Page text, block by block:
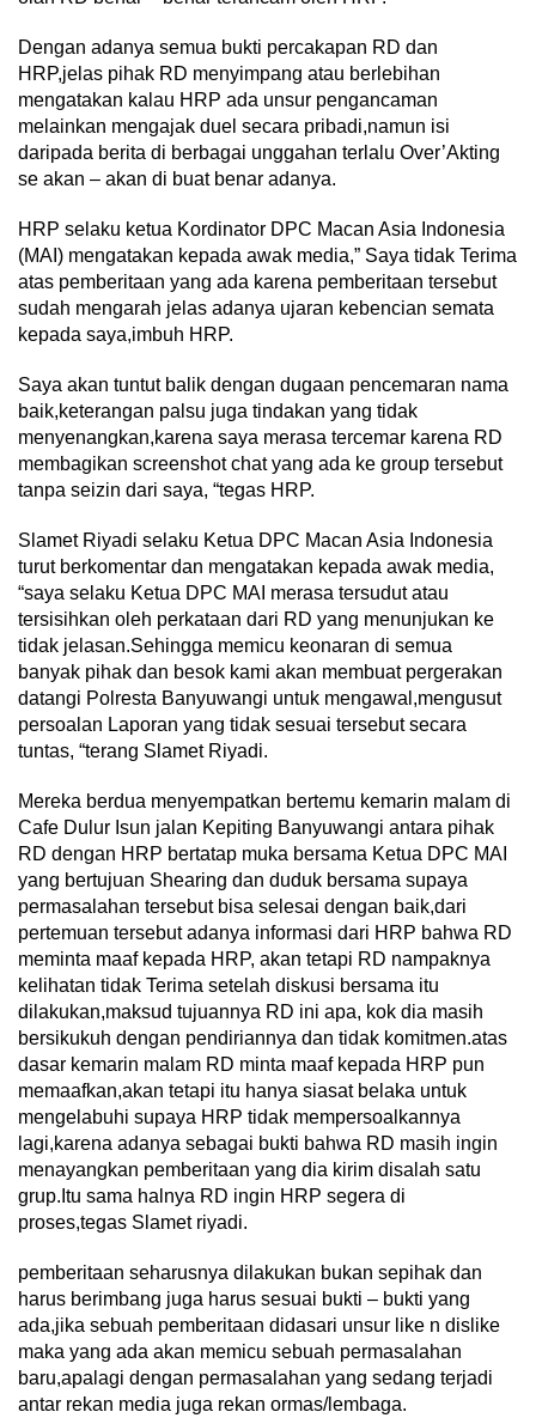
Dengan adanya semua bukti percakapan RD dan
HRP,jelas pihak RD menyimpang atau berlebihan
mengatakan kalau HRP ada unsur pengancaman
melainkan mengajak duel secara pribadi,namun isi
daripada berita di berbagai unggahan terlalu Over’Akting
se akan – akan di buat benar adanya.
HRP selaku ketua Kordinator DPC Macan Asia Indonesia
(MAI) mengatakan kepada awak media,” Saya tidak Terima
atas pemberitaan yang ada karena pemberitaan tersebut
sudah mengarah jelas adanya ujaran kebencian semata
kepada saya,imbuh HRP.
Saya akan tuntut balik dengan dugaan pencemaran nama
baik,keterangan palsu juga tindakan yang tidak
menyenangkan,karena saya merasa tercemar karena RD
membagikan screenshot chat yang ada ke group tersebut
tanpa seizin dari saya, “tegas HRP.
Slamet Riyadi selaku Ketua DPC Macan Asia Indonesia
turut berkomentar dan mengatakan kepada awak media,
“saya selaku Ketua DPC MAI merasa tersudut atau
tersisihkan oleh perkataan dari RD yang menunjukan ke
tidak jelasan.Sehingga memicu keonaran di semua
banyak pihak dan besok kami akan membuat pergerakan
datangi Polresta Banyuwangi untuk mengawal,mengusut
persoalan Laporan yang tidak sesuai tersebut secara
tuntas, “terang Slamet Riyadi.
Mereka berdua menyempatkan bertemu kemarin malam di
Cafe Dulur Isun jalan Kepiting Banyuwangi antara pihak
RD dengan HRP bertatap muka bersama Ketua DPC MAI
yang bertujuan Shearing dan duduk bersama supaya
permasalahan tersebut bisa selesai dengan baik,dari
pertemuan tersebut adanya informasi dari HRP bahwa RD
meminta maaf kepada HRP, akan tetapi RD nampaknya
kelihatan tidak Terima setelah diskusi bersama itu
dilakukan,maksud tujuannya RD ini apa, kok dia masih
bersikukuh dengan pendiriannya dan tidak komitmen.atas
dasar kemarin malam RD minta maaf kepada HRP pun
memaafkan,akan tetapi itu hanya siasat belaka untuk
mengelabuhi supaya HRP tidak mempersoalkannya
lagi,karena adanya sebagai bukti bahwa RD masih ingin
menayangkan pemberitaan yang dia kirim disalah satu
grup.Itu sama halnya RD ingin HRP segera di
proses,tegas Slamet riyadi.
pemberitaan seharusnya dilakukan bukan sepihak dan
harus berimbang juga harus sesuai bukti – bukti yang
ada,jika sebuah pemberitaan didasari unsur like n dislike
maka yang ada akan memicu sebuah permasalahan
baru,apalagi dengan permasalahan yang sedang terjadi
antar rekan media juga rekan ormas/lembaga.